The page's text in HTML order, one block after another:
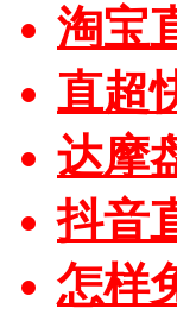
淘宝
直超
达摩
抖音
怎样